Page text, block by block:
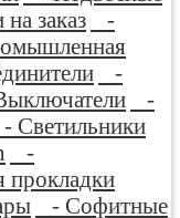
заказ
-
-
-
- Светильники
-
прокладки
- Софитные